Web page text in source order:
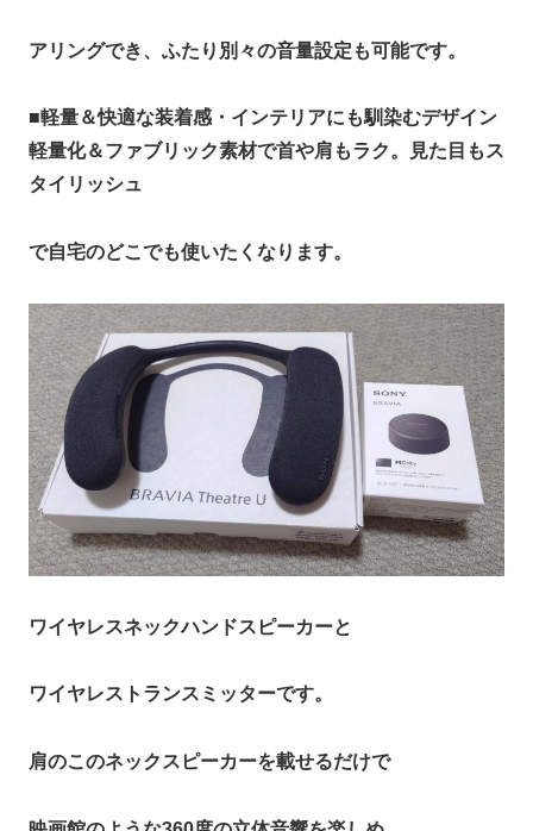
アリングでき、ふたり別々の音量設定も可能です。
■軽量＆快適な装着感・インテリアにも馴染むデザイン
軽量化＆ファブリック素材で首や肩もラク。見た目もス
タイリッシュ
で自宅のどこでも使いたくなります。
ワイヤレスネックハンドスピーカーと
ワイヤレストランスミッターです。
肩のこのネックスピーカーを載せるだけで